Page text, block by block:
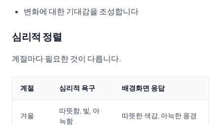
변화에 대한 기대감을 조성합니다
심리적 정렬
계절마다 필요한 것이 다릅니다.
계절 심리적 욕구 배경화면 응답
겨울
따뜻함, 빛, 아
늑함
따뜻한 색감, 아늑한 풍경